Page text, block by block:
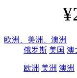
欧洲、 美洲、 澳洲
俄罗斯 美国 澳
欧洲 美洲 澳洲